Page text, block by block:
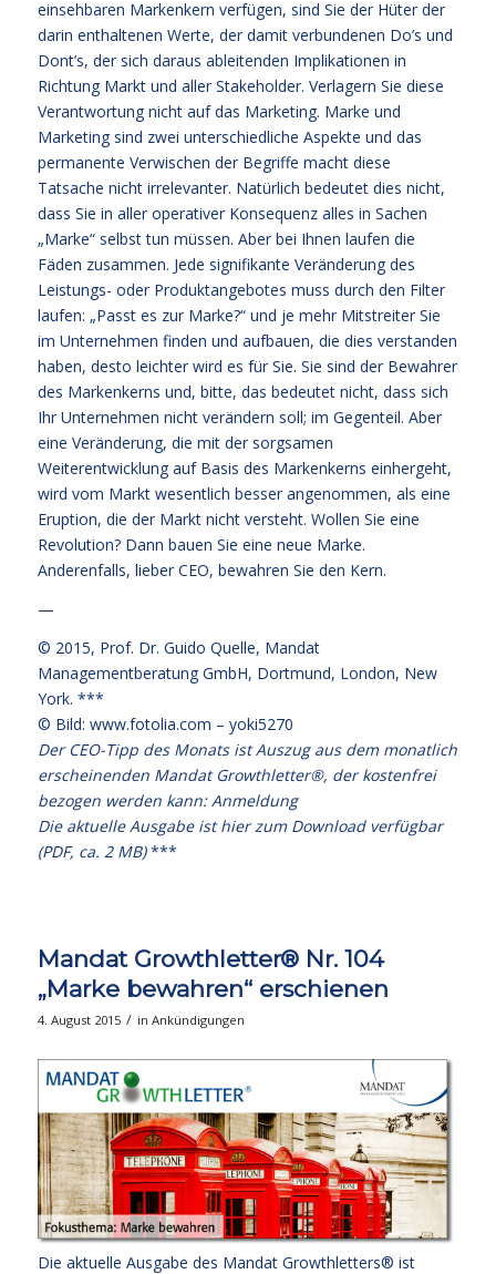
einsehbaren Markenkern verfügen, sind Sie der Hüter der
darin enthaltenen Werte, der damit verbundenen Do’s und
Dont’s, der sich daraus ableitenden Implikationen in
Richtung Markt und aller Stakeholder. Verlagern Sie diese
Verantwortung nicht auf das Marketing. Marke und
Marketing sind zwei unterschiedliche Aspekte und das
permanente Verwischen der Begriffe macht diese
Tatsache nicht irrelevanter. Natürlich bedeutet dies nicht,
dass Sie in aller operativer Konsequenz alles in Sachen
„Marke“ selbst tun müssen. Aber bei Ihnen laufen die
Fäden zusammen. Jede signifikante Veränderung des
Leistungs- oder Produktangebotes muss durch den Filter
laufen: „Passt es zur Marke?“ und je mehr Mitstreiter Sie
im Unternehmen finden und aufbauen, die dies verstanden
haben, desto leichter wird es für Sie. Sie sind der Bewahrer
des Markenkerns und, bitte, das bedeutet nicht, dass sich
Ihr Unternehmen nicht verändern soll; im Gegenteil. Aber
eine Veränderung, die mit der sorgsamen
Weiterentwicklung auf Basis des Markenkerns einhergeht,
wird vom Markt wesentlich besser angenommen, als eine
Eruption, die der Markt nicht versteht. Wollen Sie eine
Revolution? Dann bauen Sie eine neue Marke.
Anderenfalls, lieber CEO, bewahren Sie den Kern.
—
© 2015, Prof. Dr. Guido Quelle, Mandat
Managementberatung GmbH, Dortmund, London, New
York. ***
© Bild: www.fotolia.com – yoki5270
Der CEO-Tipp des Monats ist Auszug aus dem monatlich
erscheinenden Mandat Growthletter®, der kostenfrei
bezogen werden kann:Anmeldung
Die aktuelle Ausgabe ist hier zum Download verfügbar
(PDF, ca. 2 MB)***
Mandat Growthletter® Nr. 104
„Marke bewahren“ erschienen
4. August 2015 / in Ankündigungen
Die aktuelle Ausgabe des Mandat Growthletters® ist